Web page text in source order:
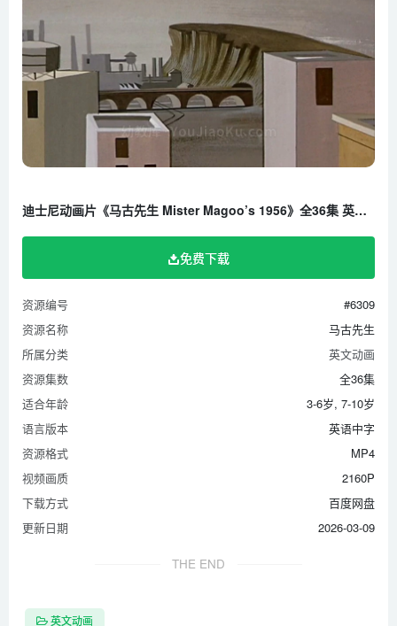
迪士尼动画片《马古先生 Mister Magoo’s 1956》全36集 英语中字 1080P/MP4/4.64G 百度云网盘下载
免费下载
资源编号
#6309
资源名称
马古先生
所属分类
英文动画
资源集数
全36集
适合年龄
3-6岁, 7-10岁
语言版本
英语中字
资源格式
MP4
视频画质
2160P
下载方式
百度网盘
更新日期
2026-03-09
THE END
英文动画